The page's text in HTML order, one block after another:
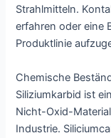
Strahlmitteln.
erfahren oder eine
Produktlinie
Chemische
Siliziumkarbid ist
Nicht-Oxid-
Industrie.